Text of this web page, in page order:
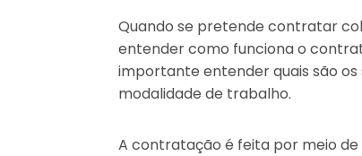
Quando se pretende contratar
entender como funciona o
importante entender quais são
modalidade de trabalho.
A contratação é feita por meio